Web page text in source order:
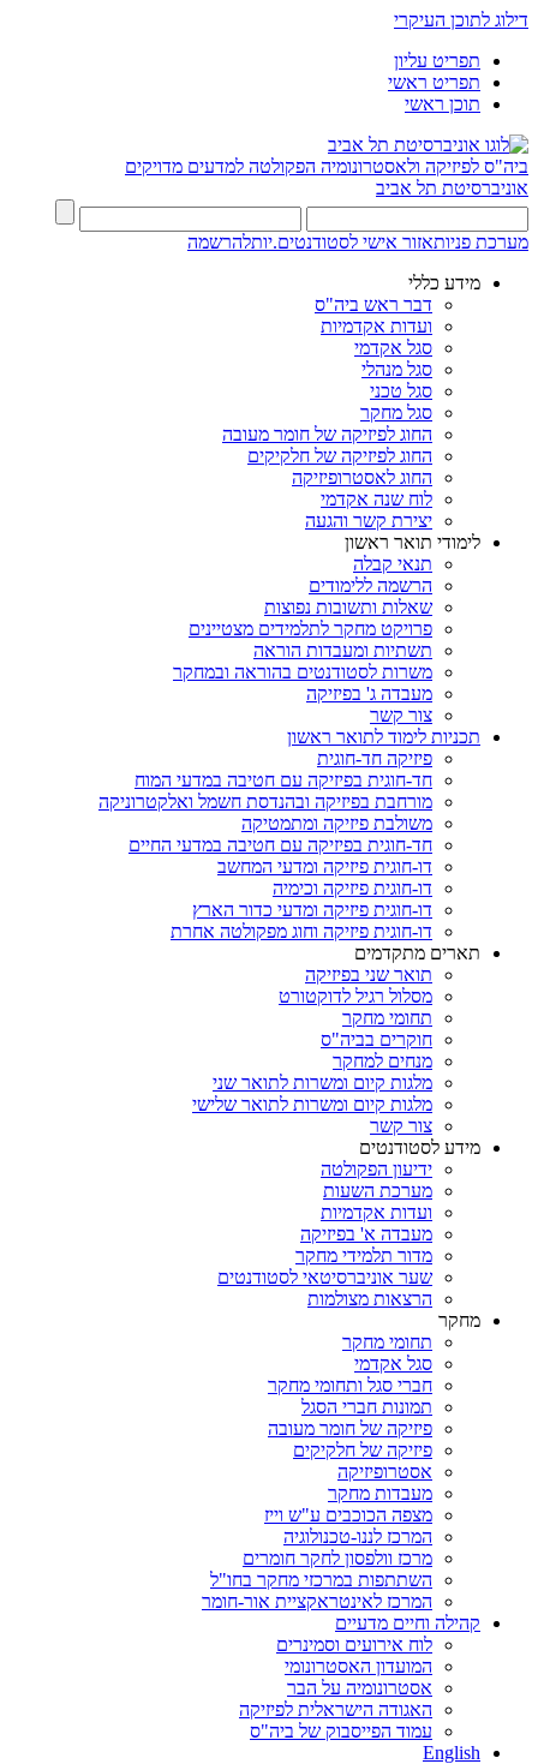
דילוג לתוכן העיקרי
תפריט עליון
תפריט ראשי
תוכן ראשי
ביה"ס לפיזיקה ולאסטרונומיה הפקולטה למדעים מדויקים
אוניברסיטת תל אביב
מערכת פניותאזור אישי לסטודנטים.יותלהרשמה
מידע כללי
דבר ראש ביה"ס
ועדות אקדמיות
סגל אקדמי
סגל מנהלי
סגל טכני
סגל מחקר
החוג לפיזיקה של חומר מעובה
החוג לפיזיקה של חלקיקים
החוג לאסטרופיזיקה
לוח שנה אקדמי
יצירת קשר והגעה
לימודי תואר ראשון
תנאי קבלה
הרשמה ללימודים
שאלות ותשובות נפוצות
פרויקט מחקר לתלמידים מצטיינים
תשתיות ומעבדות הוראה
משרות לסטודנטים בהוראה ובמחקר
מעבדה ג' בפיזיקה
צור קשר
תכניות לימוד לתואר ראשון
פיזיקה חד-חוגית
חד-חוגית בפיזיקה עם חטיבה במדעי המוח
מורחבת בפיזיקה ובהנדסת חשמל ואלקטרוניקה
משולבת פיזיקה ומתמטיקה
חד-חוגית בפיזיקה עם חטיבה במדעי החיים
דו-חוגית פיזיקה ומדעי המחשב
דו-חוגית פיזיקה וכימיה
דו-חוגית פיזיקה ומדעי כדור הארץ
דו-חוגית פיזיקה וחוג מפקולטה אחרת
תארים מתקדמים
תואר שני בפיזיקה
מסלול רגיל לדוקטורט
תחומי מחקר
חוקרים בביה"ס
מנחים למחקר
מלגות קיום ומשרות לתואר שני
מלגות קיום ומשרות לתואר שלישי
צור קשר
מידע לסטודנטים
ידיעון הפקולטה
מערכת השעות
ועדות אקדמיות
מעבדה א' בפיזיקה
מדור תלמידי מחקר
שער אוניברסיטאי לסטודנטים
הרצאות מצולמות
מחקר
תחומי מחקר
סגל אקדמי
חברי סגל ותחומי מחקר
תמונות חברי הסגל
פיזיקה של חומר מעובה
פיזיקה של חלקיקים
אסטרופיזיקה
מעבדות מחקר
מצפה הכוכבים ע"ש וייז
המרכז לננו-טכנולוגיה
מרכז וולפסון לחקר חומרים
השתתפות במרכזי מחקר בחו"ל
המרכז לאינטראקציית אור-חומר
קהילה וחיים מדעיים
לוח אירועים וסמינרים
המועדון האסטרונומי
אסטרונומיה על הבר
האגודה הישראלית לפיזיקה
עמוד הפייסבוק של ביה"ס
English